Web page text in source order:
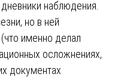
наблюдения.
но в ней
именно делал
осложнениях,
документах